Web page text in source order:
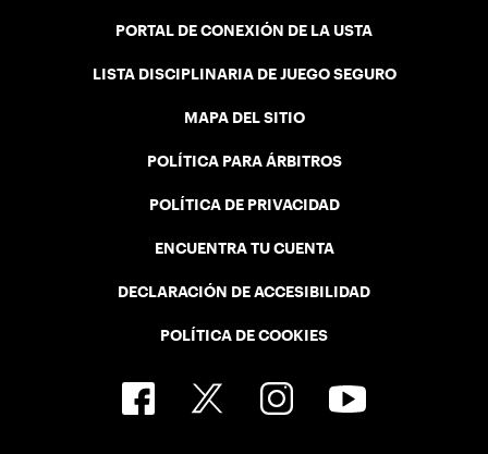
PORTAL DE CONEXIÓN DE LA USTA
LISTA DISCIPLINARIA DE JUEGO SEGURO
MAPA DEL SITIO
POLÍTICA PARA ÁRBITROS
POLÍTICA DE PRIVACIDAD
ENCUENTRA TU CUENTA
DECLARACIÓN DE ACCESIBILIDAD
POLÍTICA DE COOKIES